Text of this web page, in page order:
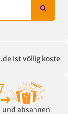
ist völlig koste
und absahnen